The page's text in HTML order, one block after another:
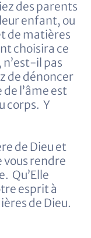
des parents
enfant, ou
de matières
choisira ce
il pas
de dénoncer
l’âme est
corps. Y
de Dieu et
vous rendre
Qu’Elle
esprit à
de Dieu.